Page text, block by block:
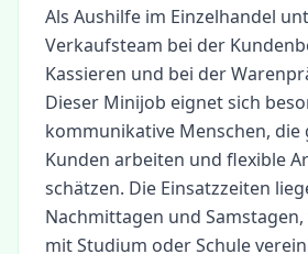
Als Aushilfe im Einzelhandel
Verkaufsteam bei der
Kassieren und bei der
Dieser Minijob eignet sich
kommunikative Menschen, die
Kunden arbeiten und flexible
schätzen. Die Einsatzzeiten
Nachmittagen und Samstagen,
mit Studium oder Schule